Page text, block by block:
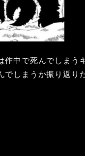
作中で死んでしまう
でしまうか振り返り